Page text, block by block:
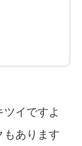
イですよ
もあります